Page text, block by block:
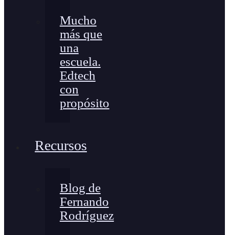
Mucho
más que
una
escuela.
Edtech
con
propósito
Recursos
Blog de
Fernando
Rodríguez